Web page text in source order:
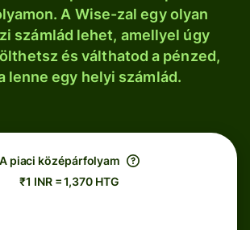
A Wise-zal egy olyan
számlád lehet, amellyel úgy
és válthatod a pénzed,
lenne egy helyi számlád.
A piaci középárfolyam
₹1 INR = 1,370 HTG